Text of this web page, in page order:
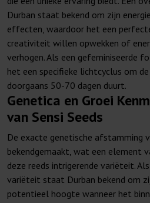
Durban staat bekend om zijn
effecten, waardoor het een
creativiteit willen opwekken of
verhogen. Als een gefeminiseerde
het een specifieke lichtcyclus om
doorgaans 50-70 dagen duurt.
Genetica en Groei
van Sensi Seeds
De exacte genetische afstamming
bekendgemaakt, wat een element
deze reeds intrigerende variëteit.
variëteit staat Durban bekend om
potentieel hoogte wanneer het